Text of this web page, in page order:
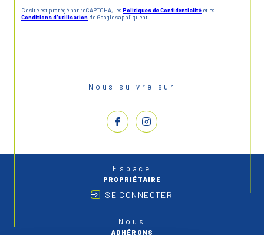
Ce site est protégé par reCAPTCHA, lesPolitiques de Confidentialité et es
Conditions d'utilisation de Google s'appliquent.
Nous suivre sur
Espace
PROPRIÉTAIRE
SE CONNECTER
Nous
ADHÉRONS